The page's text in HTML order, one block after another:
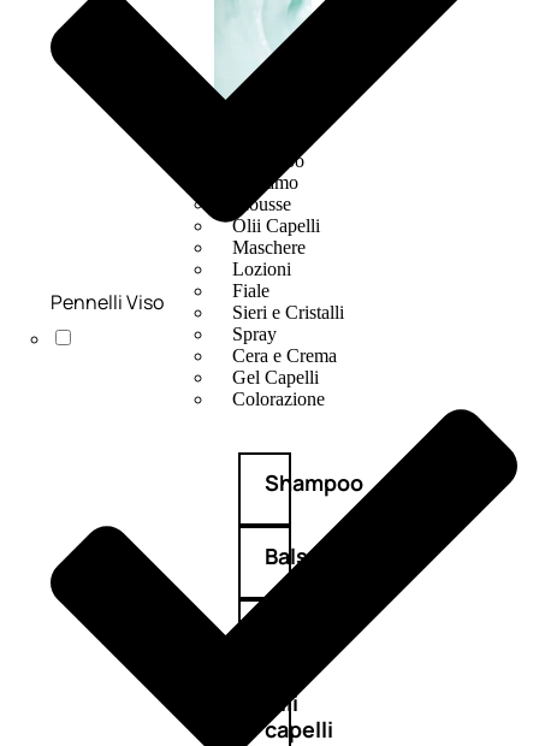
Shampoo
Balsamo
Mousse
Olii Capelli
Maschere
Lozioni
Fiale
Sieri e Cristalli
Spray
Cera e Crema
Gel Capelli
Colorazione
Shampoo
Balsamo
Olii
capelli
Pennelli Viso